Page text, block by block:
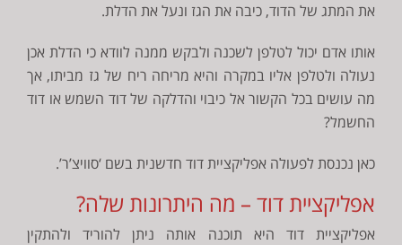
את המתג של הדוד, כיבה את הגז ונעל את הדלת.
אותו אדם יכול לטלפן לשכנה ולבקש ממנה לוודא כי הדלת אכן
נעולה ולטלפן אליו במקרה והיא מריחה ריח של גז מביתו, אך
מה עושים בכל הקשור אל כיבוי והדלקה של דוד השמש או דוד
החשמל?
כאן נכנסת לפעולה אפליקציית דוד חדשנית בשם ‘סוויצ’ר’.
אפליקציית דוד – מה היתרונות שלה?
אפליקציית דוד היא תוכנה אותה ניתן להוריד ולהתקין